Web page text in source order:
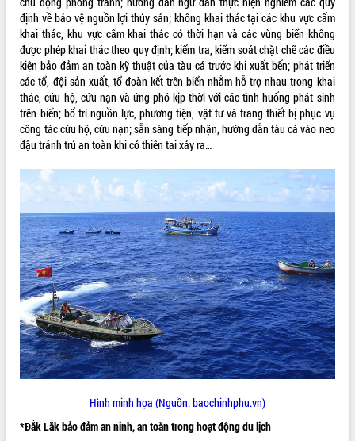
VIDEO
Không có file video nào để phát.
ALBUM ẢNH
LIÊN KẾT WEB
THỐNG KÊ TRUY CẬP
định về bảo vệ nguồn lợi thủy sản; không khai thác tại các khu vực cấm
khai thác, khu vực cấm khai thác có thời hạn và các vùng biển không
được phép khai thác theo quy định; kiểm tra, kiểm soát chặt chẽ các điều
kiện bảo đảm an toàn kỹ thuật của tàu cá trước khi xuất bến; phát triển
các tổ, đội sản xuất, tổ đoàn kết trên biển nhằm hỗ trợ nhau trong khai
thác, cứu hộ, cứu nạn và ứng phó kịp thời với các tình huống phát sinh
trên biển; bố trí nguồn lực, phương tiện, vật tư và trang thiết bị phục vụ
công tác cứu hộ, cứu nạn; sẵn sàng tiếp nhận, hướng dẫn tàu cá vào neo
đậu tránh trú an toàn khi có thiên tai xảy ra…
Hình minh họa (Nguồn: baochinhphu.vn)
*Đắk Lắk bảo đảm an ninh, an toàn trong hoạt động du lịch